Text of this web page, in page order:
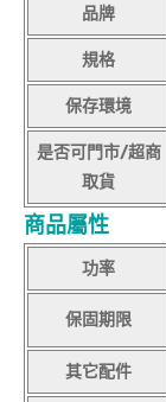
品牌
規格
保存環境
是否可門市/超商
取貨
商品屬性
功率
保固期限
其它配件